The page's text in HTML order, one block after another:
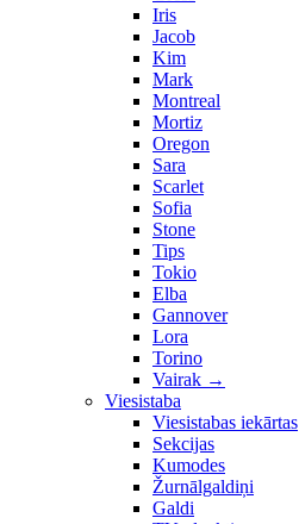
Iris
Jacob
Kim
Mark
Montreal
Mortiz
Oregon
Sara
Scarlet
Sofia
Stone
Tips
Tokio
Elba
Gannover
Lora
Torino
Vairak →
Viesistaba
Viesistabas iekārtas
Sekcijas
Kumodes
Žurnālgaldiņi
Galdi